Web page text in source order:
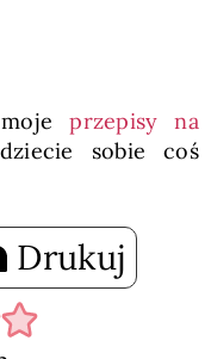
mojeprzepisy na
sobie coś
Drukuj